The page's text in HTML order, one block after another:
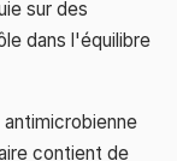
sur des
dans l'équilibre
contient de